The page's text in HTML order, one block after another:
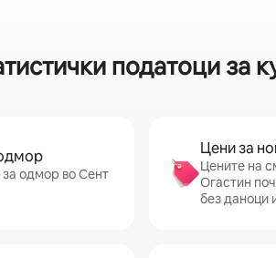
податоци за
одмор во Сент
Цени за
Цените на
Огастин
без даноци